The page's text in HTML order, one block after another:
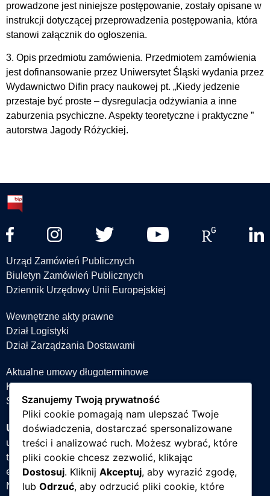
prowadzone jest niniejsze postępowanie, zostały opisane w
instrukcji dotyczącej przeprowadzenia postępowania, która
stanowi załącznik do ogłoszenia.
3. Opis przedmiotu zamówienia. Przedmiotem zamówienia
jest dofinansowanie przez Uniwersytet Śląski wydania przez
Wydawnictwo Difin pracy naukowej pt. „Kiedy jedzenie
przestaje być proste – dysregulacja odżywiania a inne
zaburzenia psychiczne. Aspekty teoretyczne i praktyczne ”
autorstwa Jagody Różyckiej.
Urząd Zamówień Publicznych
Biuletyn Zamówień Publicznych
Dziennik Urzędowy Unii Europejskiej
Wewnętrzne akty prawne
Dział Logistyki
Dział Zarządzania Dostawami
Aktualne umowy długoterminowe
Książka teleadresowa
Strefa projektów
Uniwersytet Śląski w Katowicach
ul. Bankowa 12, 40-007 Katowice
tel. +48 32 359 22 22
e-mail:info@us.edu.pl
NIP: 634-019-71-34
Szanujemy Twoją prywatność
Pliki cookie pomagają nam ulepszać Twoje
doświadczenia, dostarczać spersonalizowane
treści i analizować ruch. Możesz wybrać, które
pliki cookie chcesz zezwolić, klikając
Dostosuj. Kliknij Akceptuj, aby wyrazić zgodę,
lub Odrzuć, aby odrzucić pliki cookie, które